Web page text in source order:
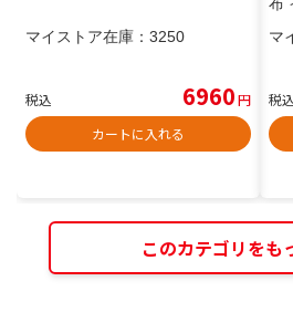
マイストア在庫： 3250
税込 6960円
カートに入れる
マ
税込
このカテゴリをも